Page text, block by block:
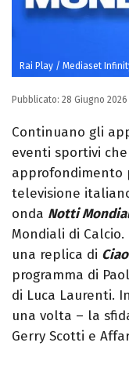
Rai Play / Mediaset
Pubblicato: 28 Giugno 2026
Continuano gli
eventi sportivi
approfondimento
televisione
onda Notti
Mondiali di
una replica di
programma di
di Luca Laurenti.
una volta – la
Gerry Scotti e